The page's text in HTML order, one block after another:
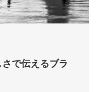
で伝えるブラ